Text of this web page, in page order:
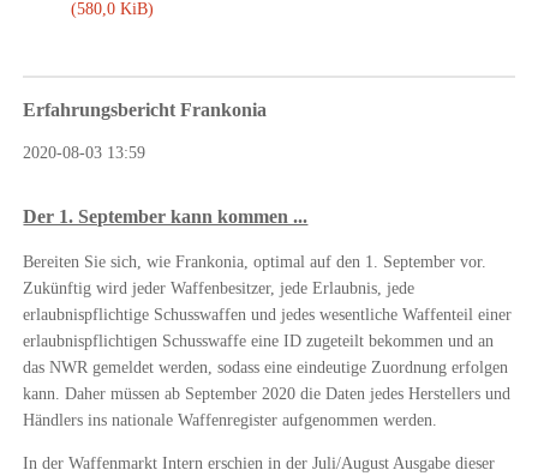
(580,0 KiB)
Erfahrungsbericht Frankonia
2020-08-03 13:59
Der 1. September kann kommen ...
Bereiten Sie sich, wie Frankonia, optimal auf den 1. September vor.
Zukünftig wird jeder Waffenbesitzer, jede Erlaubnis, jede
erlaubnispflichtige Schusswaffen und jedes wesentliche Waffenteil einer
erlaubnispflichtigen Schusswaffe eine ID zugeteilt bekommen und an
das NWR gemeldet werden, sodass eine eindeutige Zuordnung erfolgen
kann. Daher müssen ab September 2020 die Daten jedes Herstellers und
Händlers ins nationale Waffenregister aufgenommen werden.
In der Waffenmarkt Intern erschien in der Juli/August Ausgabe dieser